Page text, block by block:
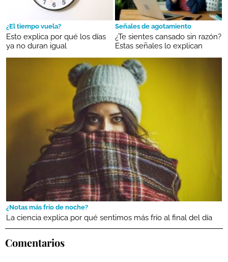
¿El tiempo vuela?
Esto explica por qué los días
ya no duran igual
Señales de agotamiento
¿Te sientes cansado sin razón?
Estas señales lo explican
¿Notas más frío de noche?
La ciencia explica por qué sentimos más frío al final del día
Comentarios